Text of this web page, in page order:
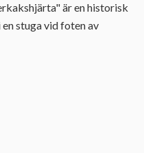
är en historisk
stuga vid foten av